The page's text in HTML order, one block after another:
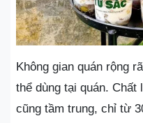
Không gian quán rộng
thể dùng tại quán.
cũng tầm trung, chỉ từ